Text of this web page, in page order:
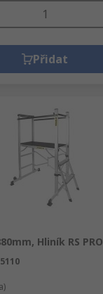
Přidat
Hliník RS PRO